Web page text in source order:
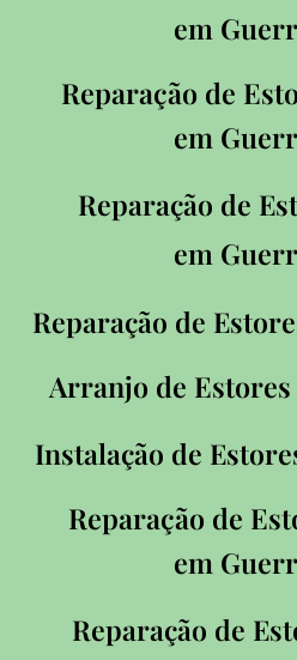
em
Reparação de
em
Reparação de
em
Reparação de
Arranjo de Estores
Instalação de
Reparação de
em
Reparação de